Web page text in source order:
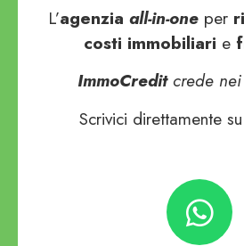
L’agenzia all-in-one per
costi immobiliari e
ImmoCreditcrede
Scrivici direttamente